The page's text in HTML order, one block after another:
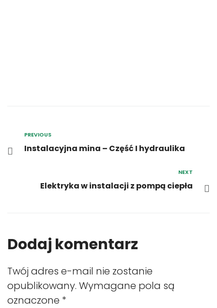
PREVIOUS
Instalacyjna mina – Część I hydraulika
NEXT
Elektryka w instalacji z pompą ciepła
Dodaj komentarz
Twój adres e-mail nie zostanie
opublikowany. Wymagane pola są
oznaczone *